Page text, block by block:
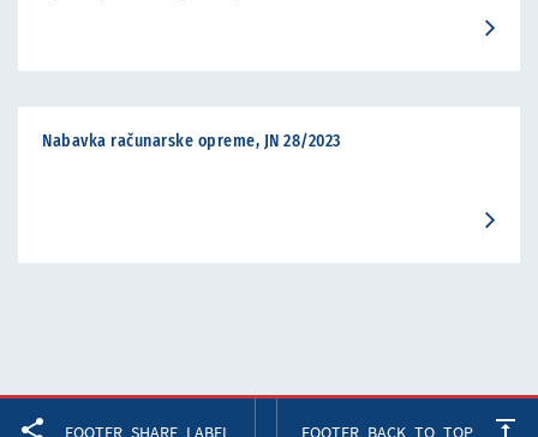
Nabavka računarske opreme, JN 28/2023
FOOTER_SHARE_LABEL FOOTER_BACK_TO_TOP